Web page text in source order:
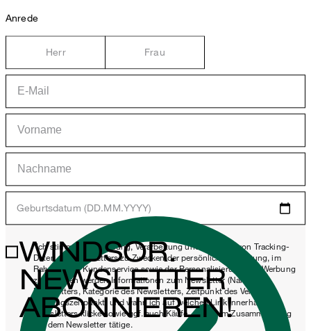
Anrede
Herr Frau
Geburtsdatum (DD.MM.YYYY)
*Ich stimme der Erhebung, Verarbeitung und Nutzung von Tracking-
Daten des Newsletters zu Zwecken der persönlichen Beratung, im
Rahmen des Kundenservice sowie der Personalisierung von Werbung
zu. Erhoben werden Informationen zum Newsletter (Name des
Newsletters, Kategorie des Newsletters, Zeitpunkt des Versands,
Öffnungszeitpunkt) und wann ich auf welchen Link innerhalb des
Newsletters klicke sowie ggf. auch Käufe, die ich im Zusammenhang
mit dem Newsletter tätige.
WINDSOR.
NEWSLETTER
ABONNIEREN!